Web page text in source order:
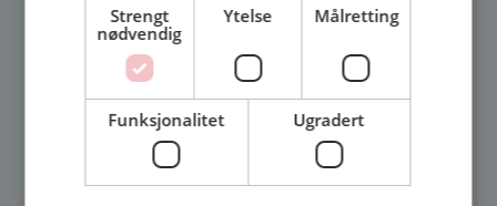
Strengt
nødvendig
Ytelse Målretting
Funksjonalitet Ugradert